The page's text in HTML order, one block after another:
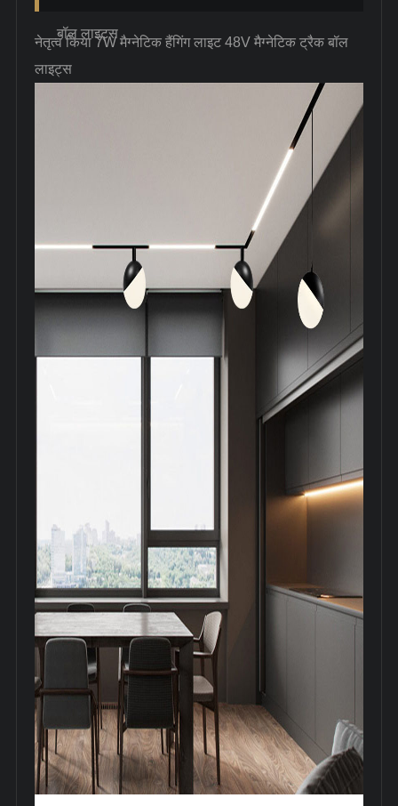
बॉल लाइट्स
नेतृत्व किया 7W मैग्नेटिक हैंगिंग लाइट 48V मैग्नेटिक ट्रैक बॉल
लाइट्स